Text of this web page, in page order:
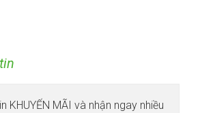
KHUYẾN MÃI và nhận ngay nhiều